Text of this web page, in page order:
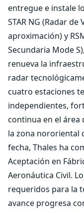
entregue e instale
STAR NG (Radar
aproximación) y
Secundaria Mode
renueva la
radar
cuatro estaciones
independientes,
continua en el área
la zona nororiental
fecha, Thales ha
Aceptación en
Aeronáutica Civil.
requeridos para la
avance progresa